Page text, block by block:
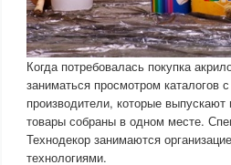
Когда потребовалась покупка
заниматься просмотром
производители, которые
товары собраны в одном месте.
Технодекор занимаются
технологиями.